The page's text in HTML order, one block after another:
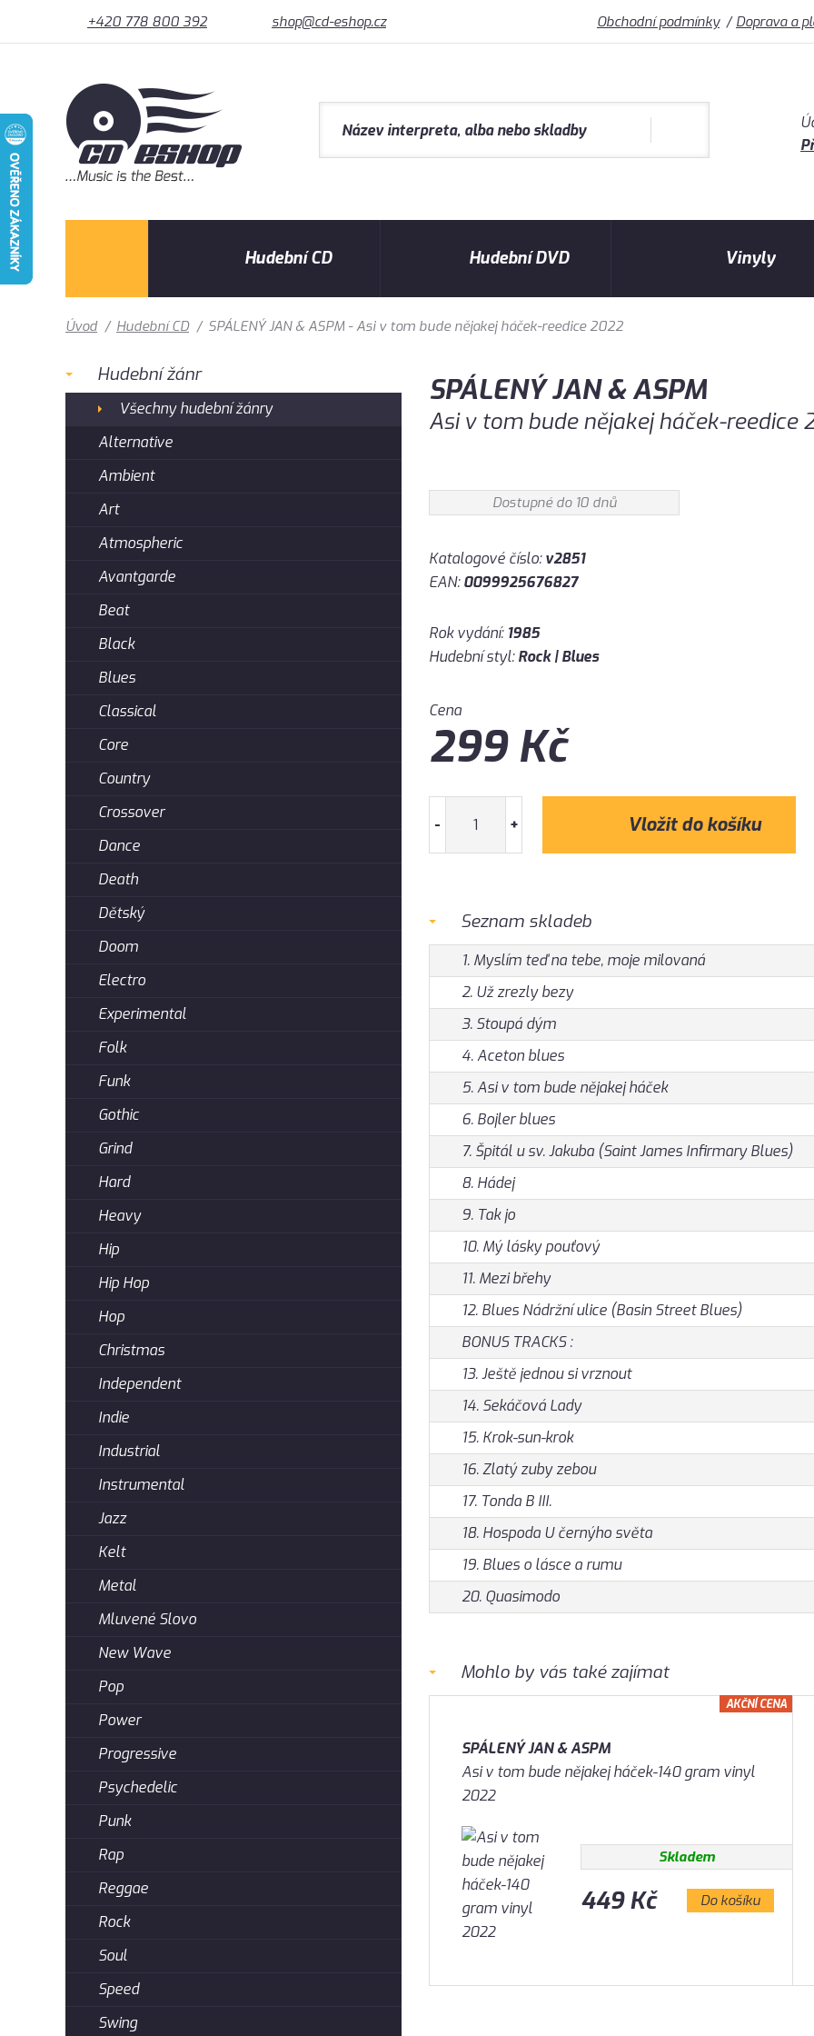
+420 778 800 392 shop@cd-eshop.cz Obchodní podmínky Doprava a
Hudební CD Hudební DVD Vinyly
Úvod / Hudební CD / SPÁLENÝ JAN & ASPM - Asi v tom bude nějakej háček-reedice 2022
SPÁLENÝ JAN & ASPM
Asi v tom bude nějakej háček-reedice
Dostupné do 10 dnů
Katalogové číslo:v2851
EAN:0099925676827
Rok vydání: 1985
Hudební styl:Rock | Blues
Cena
299Kč
- +
Seznam skladeb
1. Myslím teď na tebe, moje milovaná
2. Už zrezly bezy
3. Stoupá dým
4. Aceton blues
5. Asi v tom bude nějakej háček
6. Bojler blues
7. Špitál u sv. Jakuba (Saint James Infirmary Blues)
8. Hádej
9. Tak jo
10. Mý lásky pouťový
11. Mezi břehy
12. Blues Nádržní ulice (Basin Street Blues)
BONUS TRACKS :
13. Ještě jednou si vrznout
14. Sekáčová Lady
15. Krok-sun-krok
16. Zlatý zuby zebou
17. Tonda B III.
18. Hospoda U černýho světa
19. Blues o lásce a rumu
20. Quasimodo
Mohlo by vás také zajímat
SPÁLENÝ JAN & ASPM
Asi v tom bude nějakej háček-140 gram vinyl
2022
Skladem
449 Kč Do košíku
AKČNÍ CENA
Hudební žánr
Všechny hudební žánry
Alternative
Ambient
Art
Atmospheric
Avantgarde
Beat
Black
Blues
Classical
Core
Country
Crossover
Dance
Death
Dětský
Doom
Electro
Experimental
Folk
Funk
Gothic
Grind
Hard
Heavy
Hip
Hip Hop
Hop
Christmas
Independent
Indie
Industrial
Instrumental
Jazz
Kelt
Metal
Mluvené Slovo
New Wave
Pop
Power
Progressive
Psychedelic
Punk
Rap
Reggae
Rock
Soul
Speed
Swing